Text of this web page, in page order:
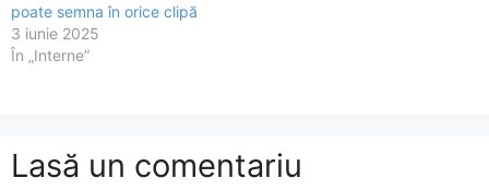
poate semna în orice clipă
3 iunie 2025
În „Interne”
Lasă un comentariu